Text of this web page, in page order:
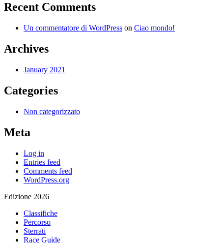
Recent Comments
Un commentatore di WordPress on Ciao mondo!
Archives
January 2021
Categories
Non categorizzato
Meta
Log in
Entries feed
Comments feed
WordPress.org
Edizione 2026
Classifiche
Percorso
Sterrati
Race Guide